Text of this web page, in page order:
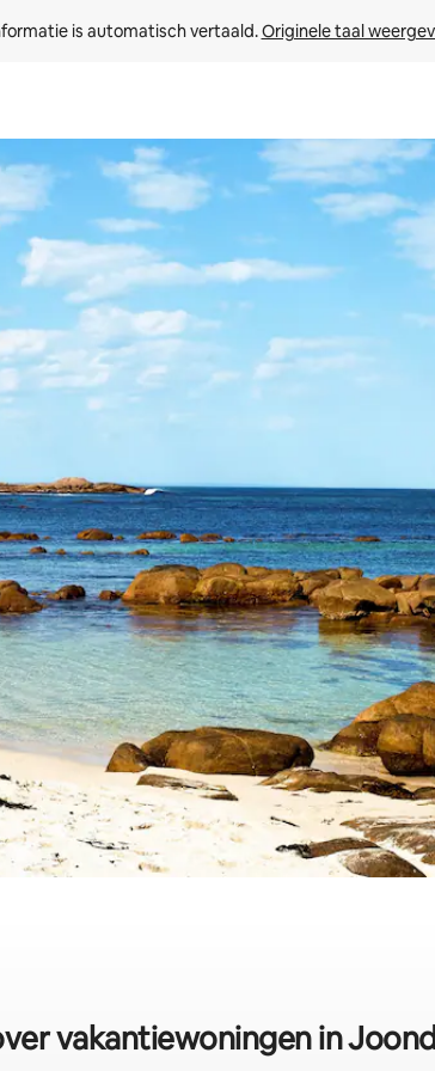
is automatisch vertaald. Originele taal
je de pijltjestoetsen omhoog en omlaag, óf door te
vakantiewoningen in